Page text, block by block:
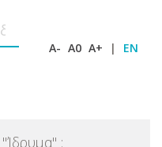
A- A0 A+ | EN
"Ίδρυμα" :